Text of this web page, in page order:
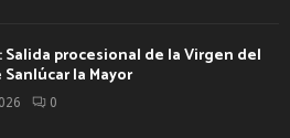
Salida procesional de la Virgen del
la Mayor
0